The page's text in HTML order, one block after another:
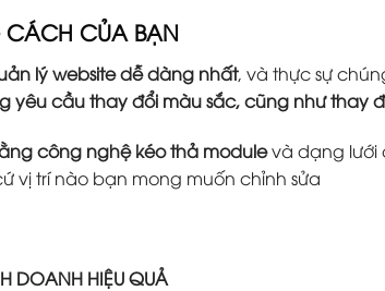
CÁCH CỦA BẠN
lý website dễ dàng nhất, và thực sự
yêu cầu thay đổi màu sắc, cũng như
công nghệ kéo thả modulevà dạng lưới
vị trí nào bạn mong muốn chỉnh sửa
DOANH HIỆU QUẢ